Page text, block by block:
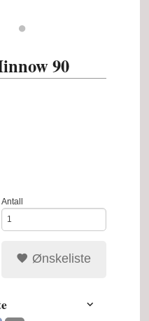
90
Antall
Ønskeliste